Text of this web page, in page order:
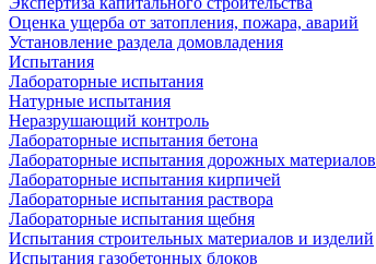
Оценка ущерба от затопления, пожара, аварий
Установление раздела домовладения
Испытания
Лабораторные испытания
Натурные испытания
Неразрушающий контроль
Лабораторные испытания бетона
Лабораторные испытания дорожных материалов
Лабораторные испытания кирпичей
Лабораторные испытания раствора
Лабораторные испытания щебня
Испытания строительных материалов и изделий
Испытания газобетонных блоков